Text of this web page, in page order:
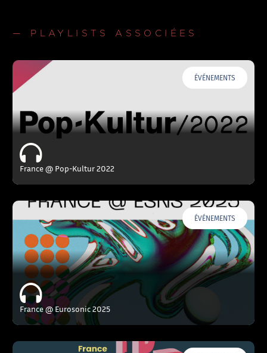
— PLAYLISTS ASSOCIÉES
ÉVÉNEMENTS
France @ Pop-Kultur 2022
ÉVÉNEMENTS
France @ Eurosonic 2025